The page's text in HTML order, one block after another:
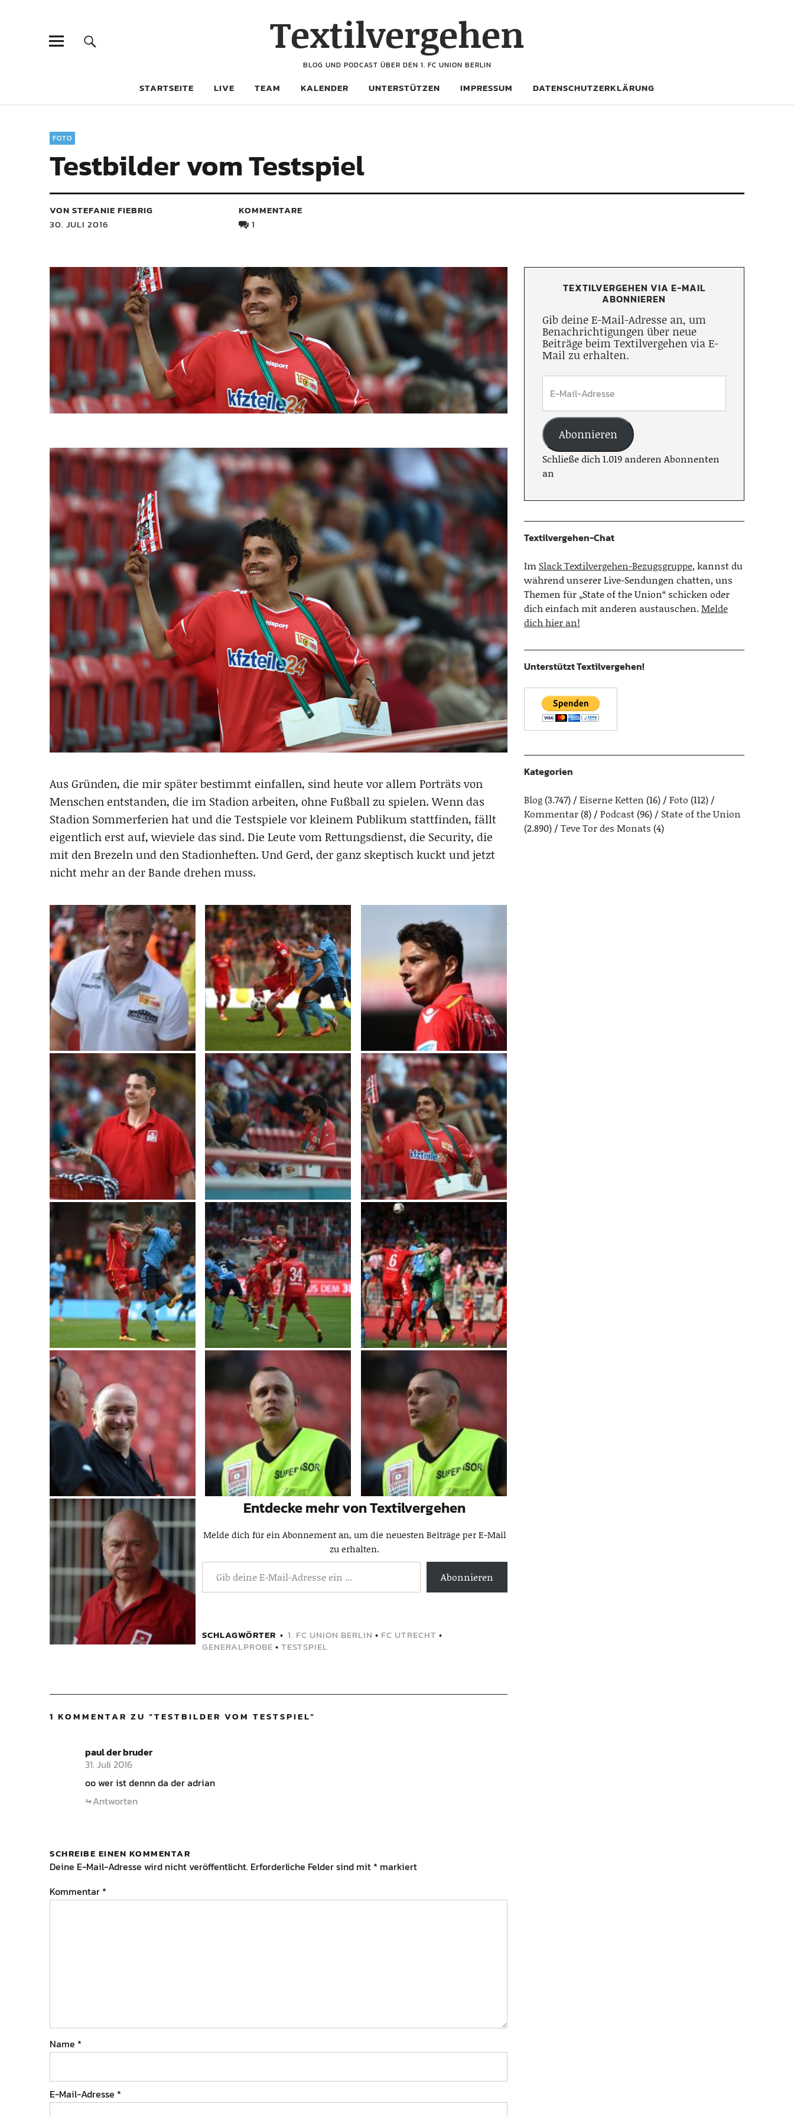
Textilvergehen
BLOG UND PODCAST ÜBER DEN 1. FC UNION BERLIN
STARTSEITE LIVE TEAM KALENDER UNTERSTÜTZEN IMPRESSUM DATENSCHUTZERKLÄRUNG
FOTO
Testbilder vom Testspiel
VON STEFANIE FIEBRIG
30. JULI 2016
KOMMENTARE
1
Aus Gründen, die mir später bestimmt einfallen, sind heute vor allem Porträts von
Menschen entstanden, die im Stadion arbeiten, ohne Fußball zu spielen. Wenn das
Stadion Sommerferien hat und die Testspiele vor kleinem Publikum stattfinden, fällt
eigentlich erst auf, wieviele das sind. Die Leute vom Rettungsdienst, die Security, die
mit den Brezeln und den Stadionheften. Und Gerd, der ganz skeptisch kuckt und jetzt
nicht mehr an der Bande drehen muss.
Entdecke mehr von Textilvergehen
Melde dich für ein Abonnement an, um die neuesten Beiträge per E-Mail
zu erhalten.
Abonnieren
SCHLAGWÖRTER 1. FC UNION BERLIN • FC UTRECHT •
GENERALPROBE • TESTSPIEL
1 KOMMENTAR ZU “TESTBILDER VOM TESTSPIEL”
paul der bruder
31. Juli 2016
oo wer ist dennn da der adrian
Antworten
SCHREIBE EINEN KOMMENTAR
Deine E-Mail-Adresse wird nicht veröffentlicht. Erforderliche Felder sind mit * markiert
Kommentar *
Name *
E-Mail-Adresse *
TEXTILVERGEHEN VIA E-MAIL
ABONNIEREN
Gib deine E-Mail-Adresse an, um
Benachrichtigungen über neue
Beiträge beim Textilvergehen via E-
Mail zu erhalten.
Abonnieren
Schließe dich 1.019 anderen Abonnenten
an
Textilvergehen-Chat
Im Slack Textilvergehen-Bezugsgruppe, kannst du
während unserer Live-Sendungen chatten, uns
Themen für „State of the Union“ schicken oder
dich einfach mit anderen austauschen.Melde
dich hier an!
Unterstützt Textilvergehen!
Kategorien
Blog(3.747) Eiserne Ketten (16) Foto (112)
Kommentar(8) Podcast(96)
State of the Union
(2.890)
Teve Tor des Monats (4)